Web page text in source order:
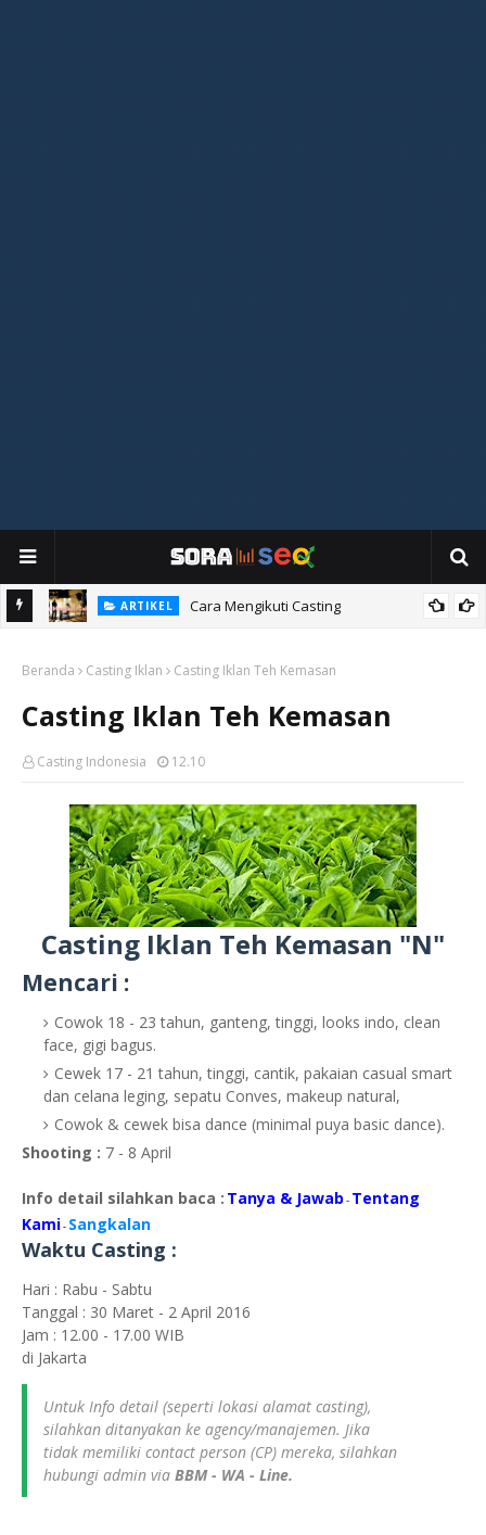
ARTIKEL Cara Mengikuti Casting
Beranda Casting Iklan Casting Iklan Teh Kemasan
Casting Iklan Teh Kemasan
Casting Indonesia 12.10
Casting Iklan Teh Kemasan "N"
Mencari :
Cowok 18 - 23 tahun, ganteng, tinggi, looks indo, clean
face, gigi bagus.
Cewek 17 - 21 tahun, tinggi, cantik, pakaian casual smart
dan celana leging, sepatu Conves, makeup natural,
Cowok & cewek bisa dance (minimal puya basic dance).
Shooting : 7 - 8 April
Info detail silahkan baca : Tanya & Jawab - Tentang
Kami - Sangkalan
Waktu Casting :
Hari : Rabu - Sabtu
Tanggal : 30 Maret - 2 April 2016
Jam : 12.00 - 17.00 WIB
di Jakarta
Untuk Info detail (seperti lokasi alamat casting),
silahkan ditanyakan ke agency/manajemen. Jika
tidak memiliki contact person (CP) mereka, silahkan
hubungi admin via BBM - WA - Line.